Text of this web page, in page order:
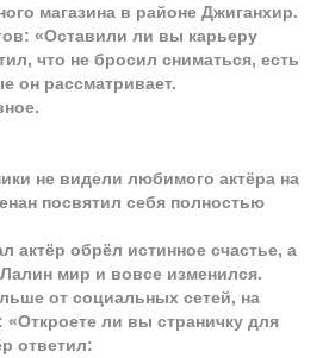
магазина в районе Джиганхир.
«Оставили ли вы карьеру
что не бросил сниматься, есть
он рассматривает.
не видели любимого актёра на
посвятил себя полностью
актёр обрёл истинное счастье, а
мир и вовсе изменился.
от социальных сетей, на
ли вы страничку для
ответил: